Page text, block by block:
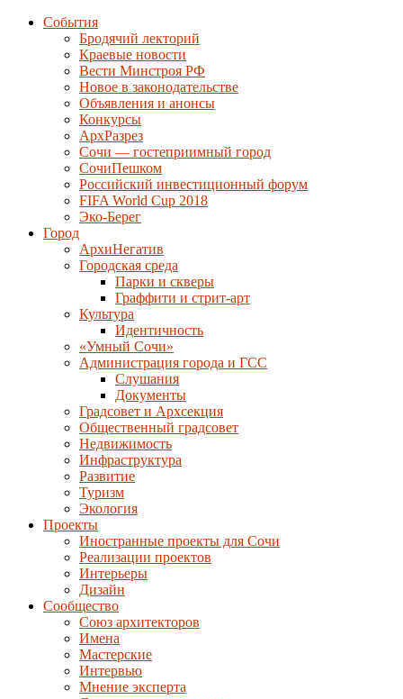
События
Бродячий лекторий
Краевые новости
Вести Минстроя РФ
Новое в законодательстве
Объявления и анонсы
Конкурсы
АрхРазрез
Сочи — гостеприимный город
СочиПешком
Российский инвестиционный форум
FIFA World Cup 2018
Эко-Берег
Город
АрхиНегатив
Городская среда
Парки и скверы
Граффити и стрит-арт
Культура
Идентичность
«Умный Сочи»
Администрация города и ГСС
Слушания
Документы
Градсовет и Архсекция
Общественный градсовет
Недвижимость
Инфраструктура
Развитие
Туризм
Экология
Проекты
Иностранные проекты для Сочи
Реализации проектов
Интерьеры
Дизайн
Сообщество
Союз архитекторов
Имена
Мастерские
Интервью
Мнение эксперта